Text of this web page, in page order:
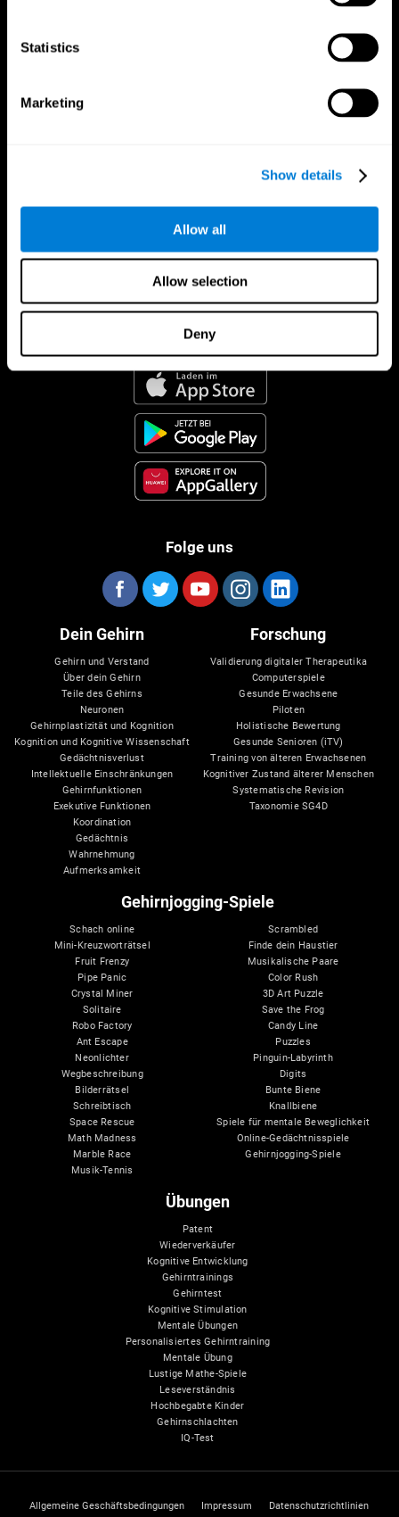
Statistics
Marketing
Show details
Allow all
Allow selection
Deny
CogniFit App
Folge uns
Dein Gehirn
Gehirn und Verstand
Über dein Gehirn
Teile des Gehirns
Neuronen
Gehirnplastizität und Kognition
Kognition und Kognitive Wissenschaft
Gedächtnisverlust
Intellektuelle Einschränkungen
Gehirnfunktionen
Exekutive Funktionen
Koordination
Gedächtnis
Wahrnehmung
Aufmerksamkeit
Forschung
Validierung digitaler Therapeutika
Computerspiele
Gesunde Erwachsene
Piloten
Holistische Bewertung
Gesunde Senioren (iTV)
Training von älteren Erwachsenen
Kognitiver Zustand älterer Menschen
Systematische Revision
Taxonomie SG4D
Gehirnjogging-Spiele
Schach online
Mini-Kreuzworträtsel
Fruit Frenzy
Pipe Panic
Crystal Miner
Solitaire
Robo Factory
Ant Escape
Neonlichter
Wegbeschreibung
Bilderrätsel
Schreibtisch
Space Rescue
Math Madness
Marble Race
Musik-Tennis
Scrambled
Finde dein Haustier
Musikalische Paare
Color Rush
3D Art Puzzle
Save the Frog
Candy Line
Puzzles
Pinguin-Labyrinth
Digits
Bunte Biene
Knallbiene
Spiele für mentale Beweglichkeit
Online-Gedächtnisspiele
Gehirnjogging-Spiele
Übungen
Patent
Wiederverkäufer
Kognitive Entwicklung
Gehirntrainings
Gehirntest
Kognitive Stimulation
Mentale Übungen
Personalisiertes Gehirntraining
Mentale Übung
Lustige Mathe-Spiele
Leseverständnis
Hochbegabte Kinder
Gehirnschlachten
IQ-Test
Allgemeine Geschäftsbedingungen Impressum Datenschutzrichtlinien